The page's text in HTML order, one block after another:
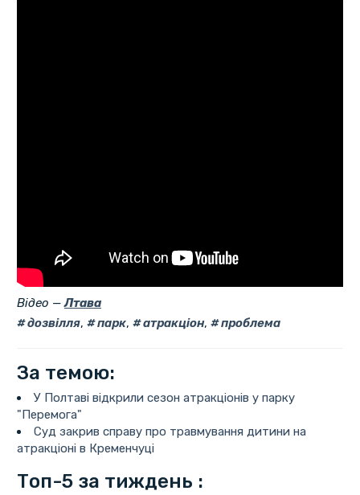
Відео —Лтава
дозвілля, парк, атракціон, проблема
За темою:
У Полтаві відкрили сезон атракціонів у парку
"Перемога"
Суд закрив справу про травмування дитини на
атракціоні в Кременчуці
Топ-5 за тиждень :